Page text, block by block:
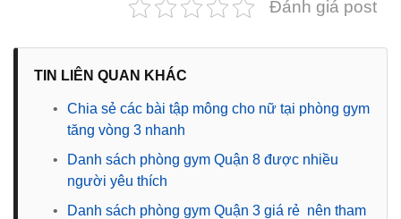
Đánh giá post
TIN LIÊN QUAN KHÁC
•
Chia sẻ các bài tập mông cho nữ tại phòng gym
tăng vòng 3 nhanh
•
Danh sách phòng gym Quận 8 được nhiều
người yêu thích
•
Danh sách phòng gym Quận 3 giá rẻ nên tham